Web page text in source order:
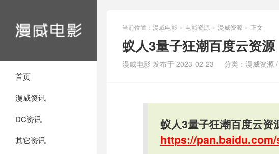
首页
漫威资讯
DC资讯
其它资讯
当前位置： 漫威电影 > 电影资源 > 漫威资源 > 正文
蚁人3量子狂潮百度云资
漫威电影 发布于 2023-02-23 分类： 漫威资源 /
蚁人3量子狂潮百度云
https://